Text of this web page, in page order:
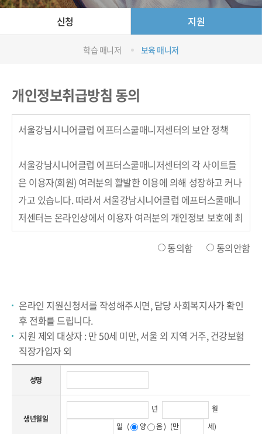
신청 지원
학습 매니저 보육 매니저
개인정보취급방침 동의
동의함 동의안함
온라인 지원신청서를 작성해주시면, 담당 사회복지사가 확인
후 전화를 드립니다.
지원 제외 대상자 : 만 50세 미만, 서울 외 지역 거주, 건강보험
직장가입자 외
성명
생년월일
년
월
일 ( 양 음) (만 세)